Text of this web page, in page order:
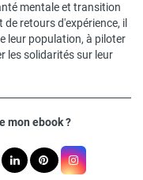
mentale et transition
retours d'expérience, il
leur population, à piloter
les solidarités sur leur
mon ebook ?